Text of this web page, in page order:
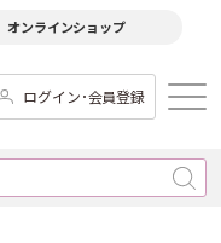
オンラインショップ
ログイン･会員登録